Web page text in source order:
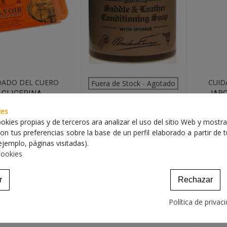
DEL CUERO
GLICERINA
SADDLE
SOAP 250G
8,03 €
BARRA/LEATHER
VISTA RÁPIDA
Fuera de Stock - Agotado
11,11 €
VISTA
propias y de terceros ara analizar el uso del sitio Web y
tus preferencias sobre la base de un perfil elaborado a partir de
páginas visitadas).
Rechazar
Política de